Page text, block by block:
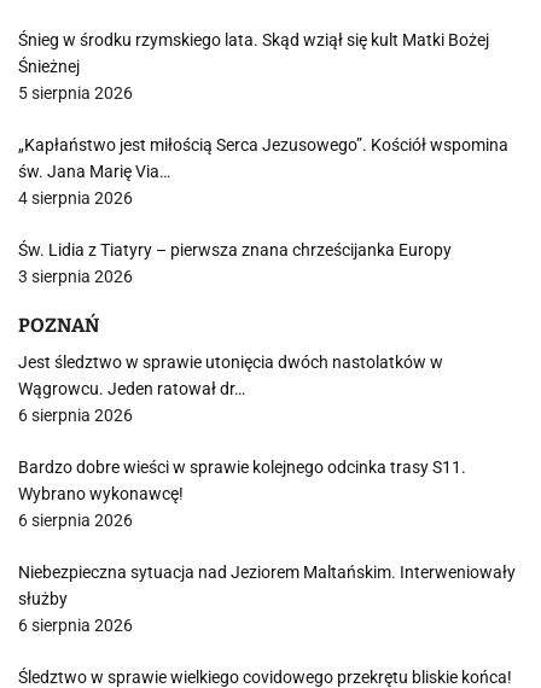
Śnieg w środku rzymskiego lata. Skąd wziął się kult Matki Bożej
Śnieżnej
5 sierpnia 2026
„Kapłaństwo jest miłością Serca Jezusowego”. Kościół wspomina
św. Jana Marię Via…
4 sierpnia 2026
Św. Lidia z Tiatyry – pierwsza znana chrześcijanka Europy
3 sierpnia 2026
POZNAŃ
Jest śledztwo w sprawie utonięcia dwóch nastolatków w
Wągrowcu. Jeden ratował dr…
6 sierpnia 2026
Bardzo dobre wieści w sprawie kolejnego odcinka trasy S11.
Wybrano wykonawcę!
6 sierpnia 2026
Niebezpieczna sytuacja nad Jeziorem Maltańskim. Interweniowały
służby
6 sierpnia 2026
Śledztwo w sprawie wielkiego covidowego przekrętu bliskie końca!